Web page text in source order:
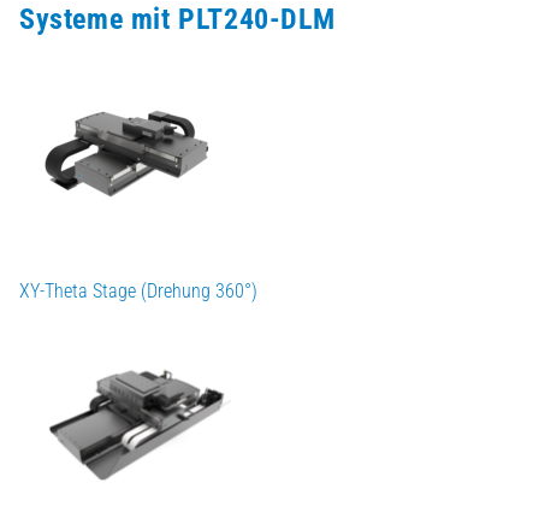
Systeme mit PLT240-DLM
XY-Theta Stage (Drehung 360°)